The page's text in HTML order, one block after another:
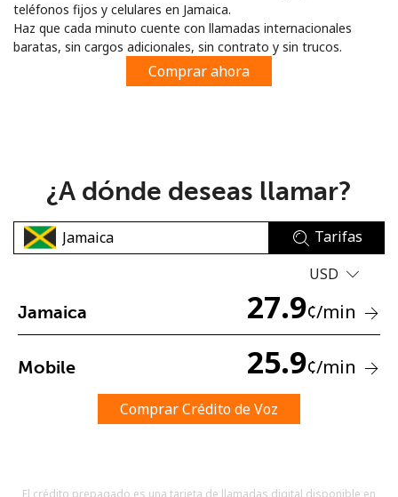
o
No se ha creado una contraseña
Un número
teléfonos fijos y celulares en Jamaica.
Haz que cada minuto cuente con llamadas internacionales
baratas, sin cargos adicionales, sin contrato y sin trucos.
Comprar ahora
¿A dónde deseas llamar?
Tarifas
USD
Jamaica 27.9¢/min
Mobile 25.9¢/min
Comprar Crédito de Voz
El crédito prepagado es una tarjeta de llamadas digital disponible en